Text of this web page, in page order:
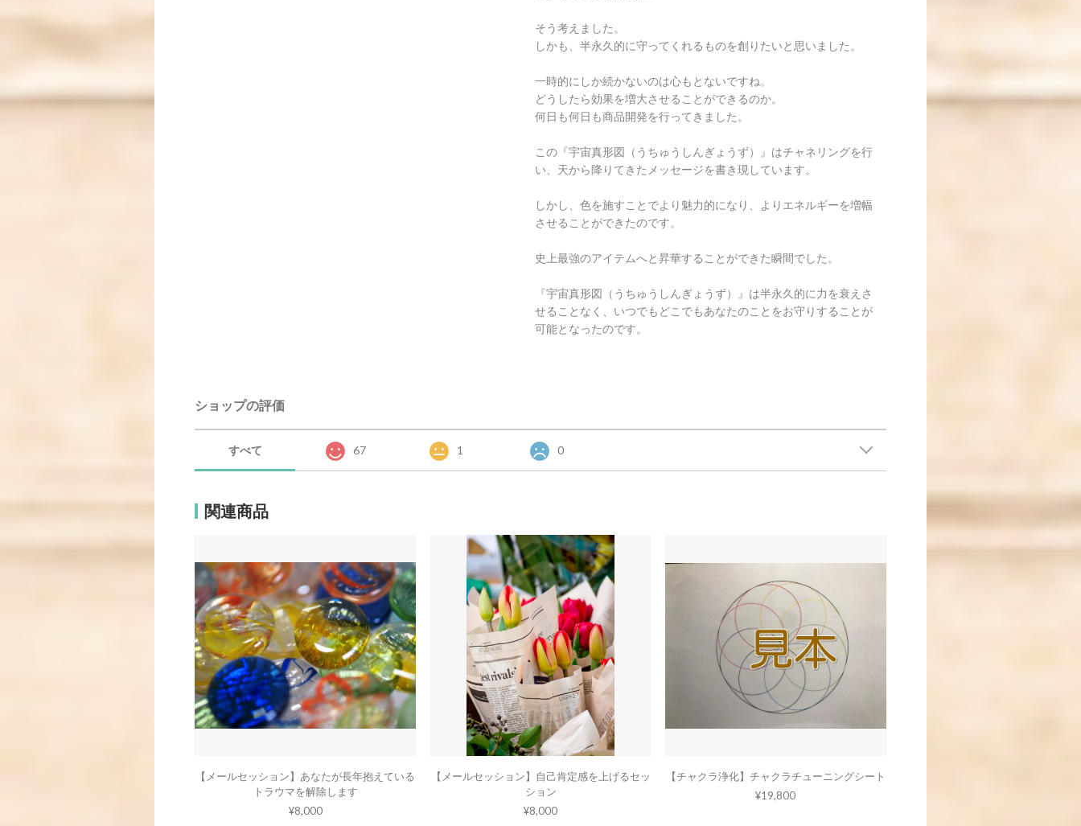
そう考えました。
しかも、半永久的に守ってくれるものを創りたいと思いました。
一時的にしか続かないのは心もとないですね。
どうしたら効果を増大させることができるのか。
何日も何日も商品開発を行ってきました。
この『宇宙真形図（うちゅうしんぎょうず）』はチャネリングを行
い、天から降りてきたメッセージを書き現しています。
しかし、色を施すことでより魅力的になり、よりエネルギーを増幅
させることができたのです。
史上最強のアイテムへと昇華することができた瞬間でした。
『宇宙真形図（うちゅうしんぎょうず）』は半永久的に力を衰えさ
せることなく、いつでもどこでもあなたのことをお守りすることが
可能となったのです。
ショップの評価
すべて 67 1 0
関連商品
【メールセッション】あなたが長年抱えている
トラウマを解除します
¥8,000
【メールセッション】自己肯定感を上げるセッ
ション
¥8,000
【チャクラ浄化】チャクラチューニングシート
¥19,800